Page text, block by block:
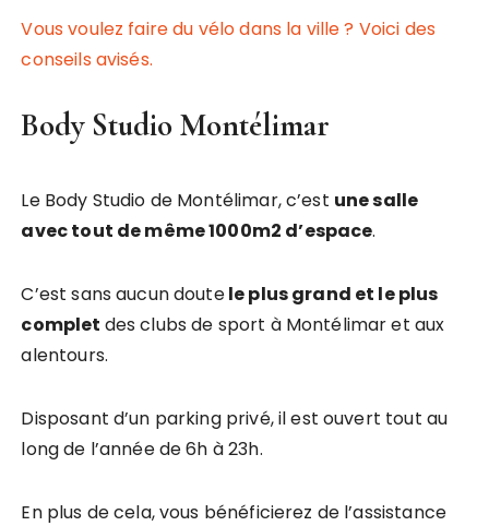
Vous voulez faire du vélo dans la ville ? Voici des
conseils avisés.
Body Studio Montélimar
Le Body Studio de Montélimar, c’est une salle
avec tout de même 1000m2 d’espace.
C’est sans aucun doutele plus grand et le plus
complet des clubs de sport à Montélimar et aux
alentours.
Disposant d’un parking privé, il est ouvert tout au
long de l’année de 6h à 23h.
En plus de cela, vous bénéficierez de l’assistance